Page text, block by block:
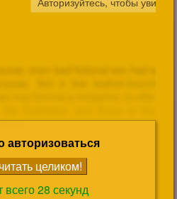
авторизоваться
всего 28 секунд